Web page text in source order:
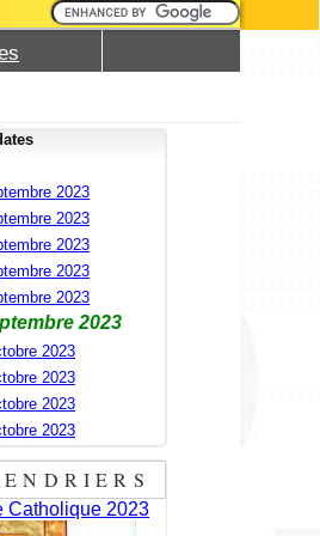
2023
2023
2023
2023
2023
2023
2023
2023
2023
2023
Catholique 2023